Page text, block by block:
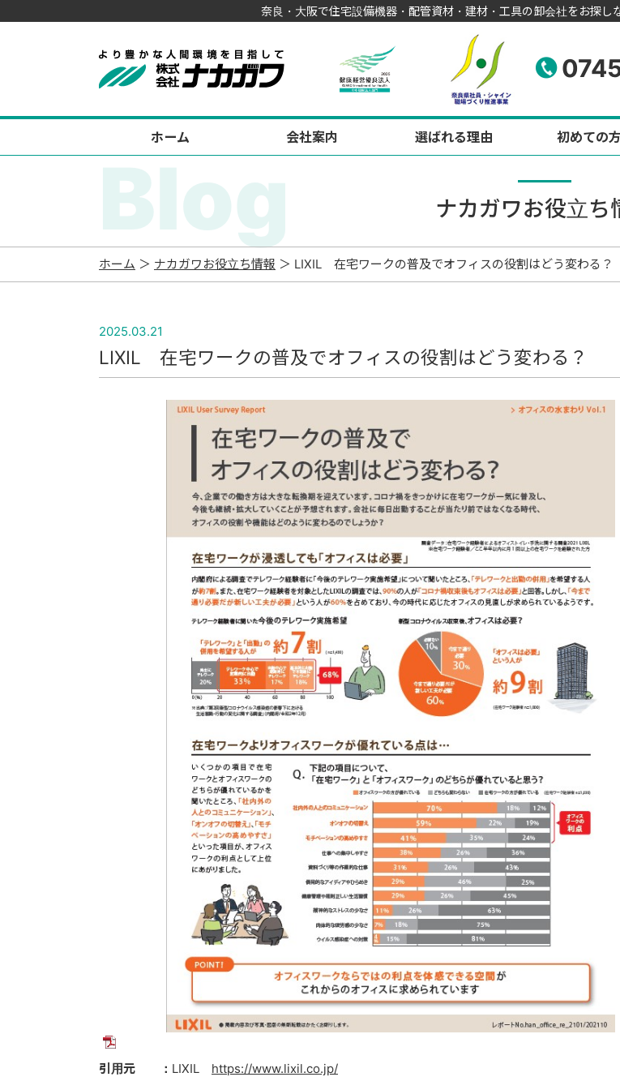
奈良・大阪で住宅設備機器・配管資材・建材・工具の卸会社をお探し
ホーム 会社案内 選ばれる理由 初めての
ナカガワお役立ち
Blog
ホーム ＞ ナカガワお役立ち情報 ＞ LIXIL 在宅ワークの普及でオフィスの役割はどう変わる？
2025.03.21
LIXIL 在宅ワークの普及でオフィスの役割はどう変わる？
引用元 ： LIXIL https://www.lixil.co.jp/